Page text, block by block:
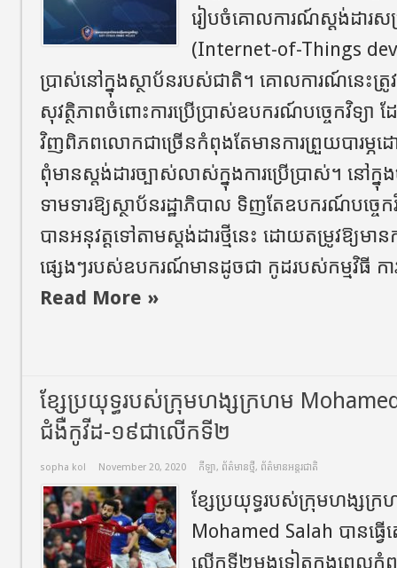
រៀបចំគោលការណ៍ស្តង់ដារសម្
(Internet-of-Things
ប្រាស់នៅក្នុងស្ថាប័នរបស់ជាតិ។ គោលការណ៍នេះត្រូវ
សុវត្ថិភាពចំពោះការប្រើប្រាស់ឧបករណ៍បច្ចេកវិទ្យ
វិញពិភពលោកជាច្រើនកំពុងតែមានការព្រួយបារម្ភ
ពុំមានស្តង់ដារច្បាស់លាស់ក្នុងការប្រើប្រាស់។ នៅក្នុង
ទាមទារឱ្យស្ថាប័នរដ្ឋាភិបាល ទិញតែឧបករណ៍បច្ច
បានអនុវត្តទៅតាមស្តង់ដារថ្មីនេះ ដោយតម្រូវឱ្យមា
ផ្សេងៗរបស់ឧបករណ៍មានដូចជា កូដរបស់កម្មវិធី ក
Read More »
ខ្សែប្រយុទ្ធរបស់ក្រុមហង្សក្រហម Mohamed
ជំងឺកូវីដ-១៩ជាលើកទី២
sopha kol November 20, 2020 កីឡា, ព័ត៌មានថ្មី, ព័ត៌មានអន្តរជាតិ
ខ្សែប្រយុទ្ធរបស់ក្រុមហង្សក្
Mohamed Salah បានធ្វើ
លើកទី២ម្តងទៀតក្នុងពេលកំពុ